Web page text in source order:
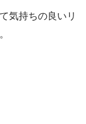
気持ちの良いリ